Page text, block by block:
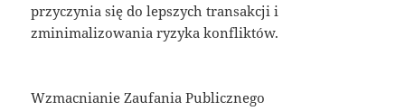
przyczynia się do lepszych transakcji i
zminimalizowania ryzyka konfliktów.
Wzmacnianie Zaufania Publicznego